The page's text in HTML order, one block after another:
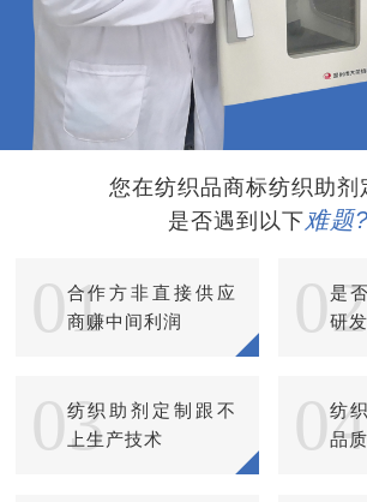
您在纺织品商标纺织助剂
是否遇到以下难题?
01
合作方非直接供应
商赚中间利润
02
是
研
03
纺织助剂定制跟不
上生产技术
04
纺
品